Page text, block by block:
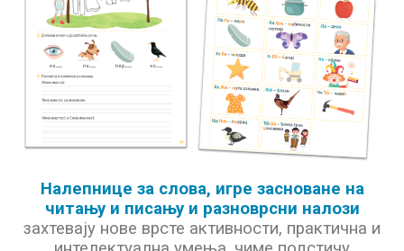
Налепнице за слова, игре засноване на
читању и писању и разноврсни налози
захтевају нове врсте активности, практична и